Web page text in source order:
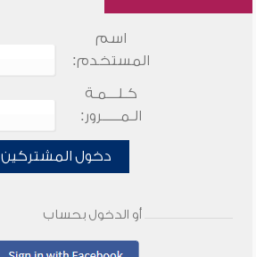
اسم
المستخدم:
كـلـــمـة
الـمـــــرور:
دخول المشتركين
أو الدخول بحساب